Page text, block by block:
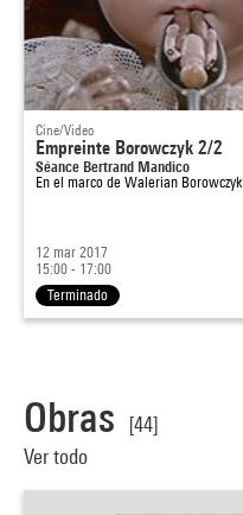
Cine/Video
Empreinte Borowczyk 2/2
Séance Bertrand Mandico
En el marco de Walerian Borowczyk
12 mar 2017
15:00 - 17:00
Terminado
Obras
[44]
Ver todo